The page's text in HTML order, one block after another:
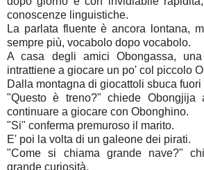
conoscenze linguistiche.
La parlata fluente è ancora lontana,
sempre più, vocabolo dopo vocabolo.
A casa degli amici Obongassa,
intrattiene a giocare un po' col piccolo
Dalla montagna di giocattoli sbuca fuori
"Questo è treno?" chiede Obongjija
continuare a giocare con Obonghino.
"Si" conferma premuroso il marito.
E' poi la volta di un galeone dei pirati.
"Come si chiama grande nave?"
grande curiosità.